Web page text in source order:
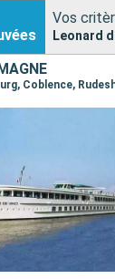
Vos
Leonard
Coblence,